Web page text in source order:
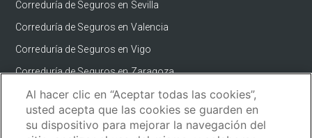
Correduría de Seguros en Sevilla
Correduría de Seguros en Valencia
Correduría de Seguros en Vigo
Correduría de Seguros en Zaragoza
CONTACTO
Al hacer clic en “Aceptar todas las cookies”,
usted acepta que las cookies se guarden en
su dispositivo para mejorar la navegación del